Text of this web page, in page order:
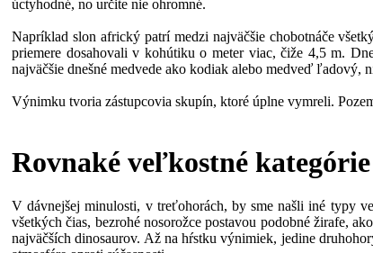
úctyhodné, no určite nie ohromné.
Napríklad slon africký patrí medzi najväčšie chobotnáče
priemere dosahovali v kohútiku o meter viac, čiže 4,5 m.
najväčšie dnešné medvede ako kodiak alebo medveď ľadový,
Výnimku tvoria zástupcovia skupín, ktoré úplne vymreli.
Rovnaké veľkostné kategórie
V dávnejšej minulosti, v treťohorách, by sme našli iné typy
všetkých čias, bezrohé nosorožce postavou podobné žirafe,
najväčších dinosaurov. Až na hŕstku výnimiek, jedine